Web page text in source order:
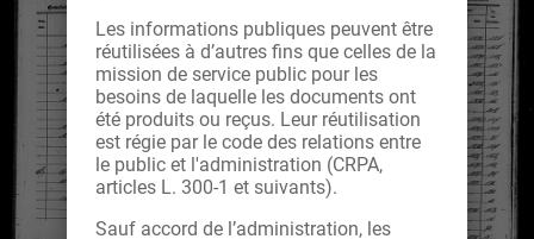
Les informations publiques peuvent être
réutilisées à d’autres fins que celles de la
mission de service public pour les
besoins de laquelle les documents ont
été produits ou reçus. Leur réutilisation
est régie par le code des relations entre
le public et l'administration (CRPA,
articles L. 300-1 et suivants).
Sauf accord de l’administration, les